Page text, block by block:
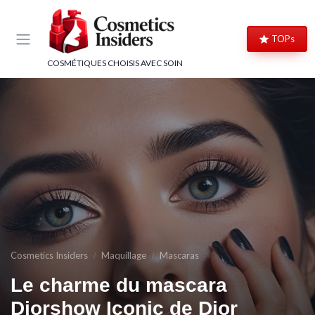
COSMÉTIQUES CHOISIS AVEC SOIN
TOPs
Cosmetics Insiders Maquillage Mascaras
Le charme du mascara
Diorshow Iconic de Dior
→ Je m'inscris
→ Je rejoins le club
Panneau de gestion des cookies